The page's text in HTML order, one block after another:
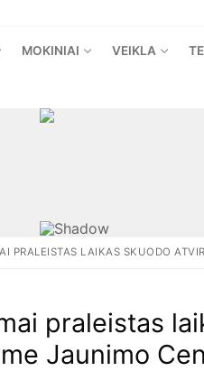
MOKINIAI VEIKLA
PRALEISTAS LAIKAS SKUODO
praleistas
Jaunimo